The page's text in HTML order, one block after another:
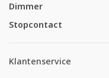
Dimmer
Stopcontact
Klantenservice